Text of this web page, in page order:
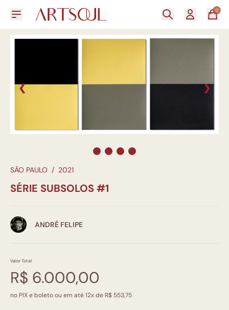
0
❮ ❯
SÃO PAULO / 2021
SÉRIE SUBSOLOS #1
ANDRÉ FELIPE
Valor Total
R$ 6.000,00
no PIX e boleto ou em até 12x de R$ 553,75